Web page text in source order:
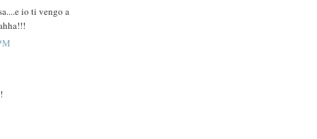
io ti vengo a